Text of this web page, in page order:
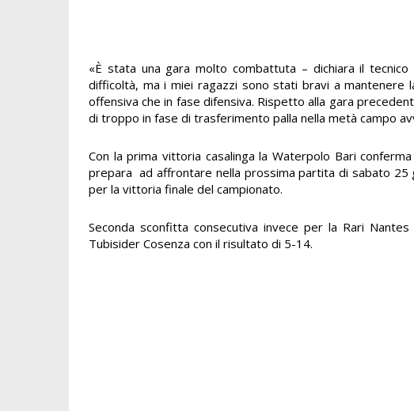
«È stata una gara molto combattuta – dichiara il
difficoltà, ma i miei ragazzi sono stati bravi a mantenere
offensiva che in fase difensiva. Rispetto alla gara
di troppo in fase di trasferimento palla nella metà campo
Con la prima vittoria casalinga la Waterpolo Bari
prepara ad affrontare nella prossima partita di sabato 25
per la vittoria finale del campionato.
Seconda sconfitta consecutiva invece per la Rari
Tubisider Cosenza con il risultato di 5-14.